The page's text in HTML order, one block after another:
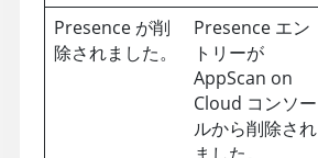
Presence が削
除されました。
Presence エン
トリーが
AppScan on
Cloud コンソー
ルから削除され